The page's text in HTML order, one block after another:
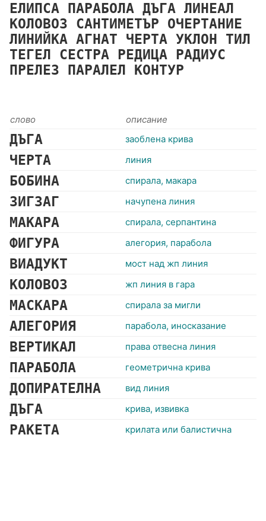
ЕЛИПСА ПАРАБОЛА ДЪГА ЛИНЕАЛ
КОЛОВОЗ САНТИМЕТЪР ОЧЕРТАНИЕ
ЛИНИЙКА АГНАТ ЧЕРТА УКЛОН ТИЛ
ТЕГЕЛ СЕСТРА РЕДИЦА РАДИУС
ПРЕЛЕЗ ПАРАЛЕЛ КОНТУР
слово описание
ДЪГА заоблена крива
ЧЕРТА линия
БОБИНА спирала, макара
ЗИГЗАГ начупена линия
МАКАРА спирала, серпантина
ФИГУРА алегория, парабола
ВИАДУКТ мост над жп линия
КОЛОВОЗ жп линия в гара
МАСКАРА спирала за мигли
АЛЕГОРИЯ парабола, иносказание
ВЕРТИКАЛ права отвесна линия
ПАРАБОЛА геометрична крива
ДОПИРАТЕЛНА вид линия
ДЪГА крива, извивка
РАКЕТА крилата или балистична